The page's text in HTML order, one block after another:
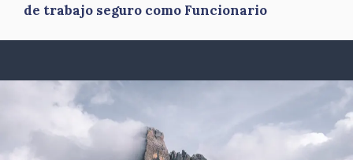
de trabajo seguro como Funcionario